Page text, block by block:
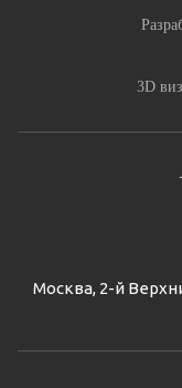
3D
Москва, 2-й